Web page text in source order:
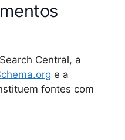
Central, a
e a
fontes com